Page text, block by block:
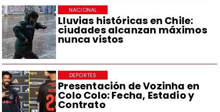
Lluvias históricas en Chile:
ciudades alcanzan máximos
nunca vistos
NACIONAL
Presentación de Vozinha en
Colo Colo: Fecha, Estadio y
Contrato
DEPORTES